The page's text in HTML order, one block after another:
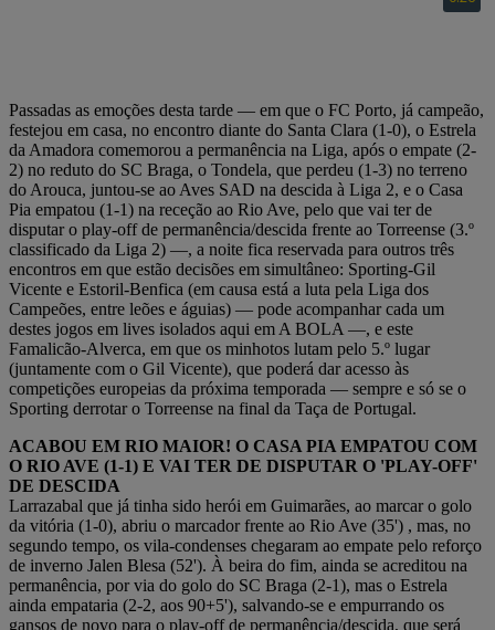
Passadas as emoções desta tarde — em que o FC Porto, já campeão,
festejou em casa, no encontro diante do Santa Clara (1-0), o Estrela
da Amadora comemorou a permanência na Liga, após o empate (2-
2) no reduto do SC Braga, o Tondela, que perdeu (1-3) no terreno
do Arouca, juntou-se ao Aves SAD na descida à Liga 2, e o Casa
Pia empatou (1-1) na receção ao Rio Ave, pelo que vai ter de
disputar o play-off de permanência/descida frente ao Torreense (3.º
classificado da Liga 2) —, a noite fica reservada para outros três
encontros em que estão decisões em simultâneo: Sporting-Gil
Vicente e Estoril-Benfica (em causa está a luta pela Liga dos
Campeões, entre leões e águias) — pode acompanhar cada um
destes jogos em lives isolados aqui em A BOLA —, e este
Famalicão-Alverca, em que os minhotos lutam pelo 5.º lugar
(juntamente com o Gil Vicente), que poderá dar acesso às
competições europeias da próxima temporada — sempre e só se o
Sporting derrotar o Torreense na final da Taça de Portugal.
ACABOU EM RIO MAIOR! O CASA PIA EMPATOU COM
O RIO AVE (1-1) E VAI TER DE DISPUTAR O 'PLAY-OFF'
DE DESCIDA
Larrazabal que já tinha sido herói em Guimarães, ao marcar o golo
da vitória (1-0), abriu o marcador frente ao Rio Ave (35') , mas, no
segundo tempo, os vila-condenses chegaram ao empate pelo reforço
de inverno Jalen Blesa (52'). À beira do fim, ainda se acreditou na
permanência, por via do golo do SC Braga (2-1), mas o Estrela
ainda empataria (2-2, aos 90+5'), salvando-se e empurrando os
gansos de novo para o play-off de permanência/descida, que será